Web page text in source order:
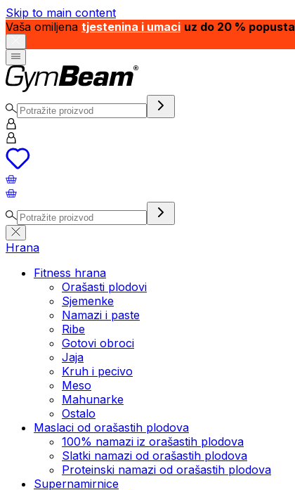
Skip to main content
Vaša omiljena tjestenina i umaci uz do 20 % popusta
Hrana
Fitness hrana
Orašasti plodovi
Sjemenke
Namazi i paste
Ribe
Gotovi obroci
Jaja
Kruh i pecivo
Meso
Mahunarke
Ostalo
Maslaci od orašastih plodova
100% namazi iz orašastih plodova
Slatki namazi od orašastih plodova
Proteinski namazi od orašastih plodova
Supernamirnice